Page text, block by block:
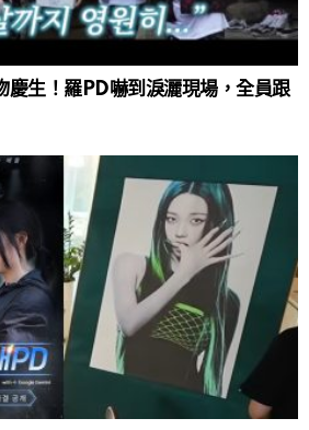
慶生！羅PD嚇到淚灑現場，全員跟